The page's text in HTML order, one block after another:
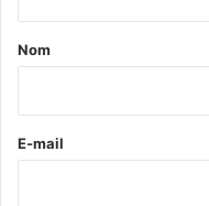
a
e
Nom
E-mail